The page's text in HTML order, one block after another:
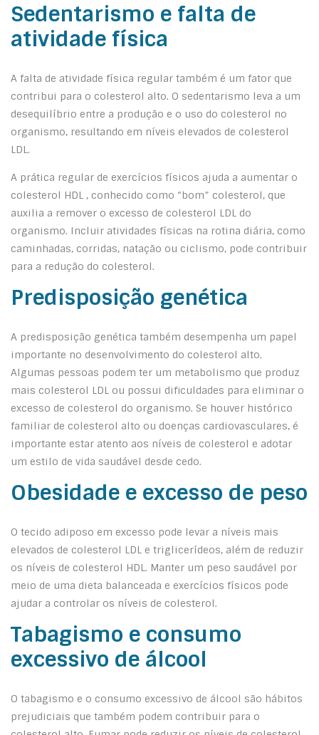
Sedentarismo e falta de
atividade física
A falta de atividade física regular também é um fator que
contribui para o colesterol alto. O sedentarismo leva a um
desequilíbrio entre a produção e o uso do colesterol no
organismo, resultando em níveis elevados de colesterol
LDL.
A prática regular de exercícios físicos ajuda a aumentar o
colesterol HDL , conhecido como “bom” colesterol, que
auxilia a remover o excesso de colesterol LDL do
organismo. Incluir atividades físicas na rotina diária, como
caminhadas, corridas, natação ou ciclismo, pode contribuir
para a redução do colesterol.
Predisposição genética
A predisposição genética também desempenha um papel
importante no desenvolvimento do colesterol alto.
Algumas pessoas podem ter um metabolismo que produz
mais colesterol LDL ou possui dificuldades para eliminar o
excesso de colesterol do organismo. Se houver histórico
familiar de colesterol alto ou doenças cardiovasculares, é
importante estar atento aos níveis de colesterol e adotar
um estilo de vida saudável desde cedo.
Obesidade e excesso de peso
O tecido adiposo em excesso pode levar a níveis mais
elevados de colesterol LDL e triglicerídeos, além de reduzir
os níveis de colesterol HDL. Manter um peso saudável por
meio de uma dieta balanceada e exercícios físicos pode
ajudar a controlar os níveis de colesterol.
Tabagismo e consumo
excessivo de álcool
O tabagismo e o consumo excessivo de álcool são hábitos
prejudiciais que também podem contribuir para o